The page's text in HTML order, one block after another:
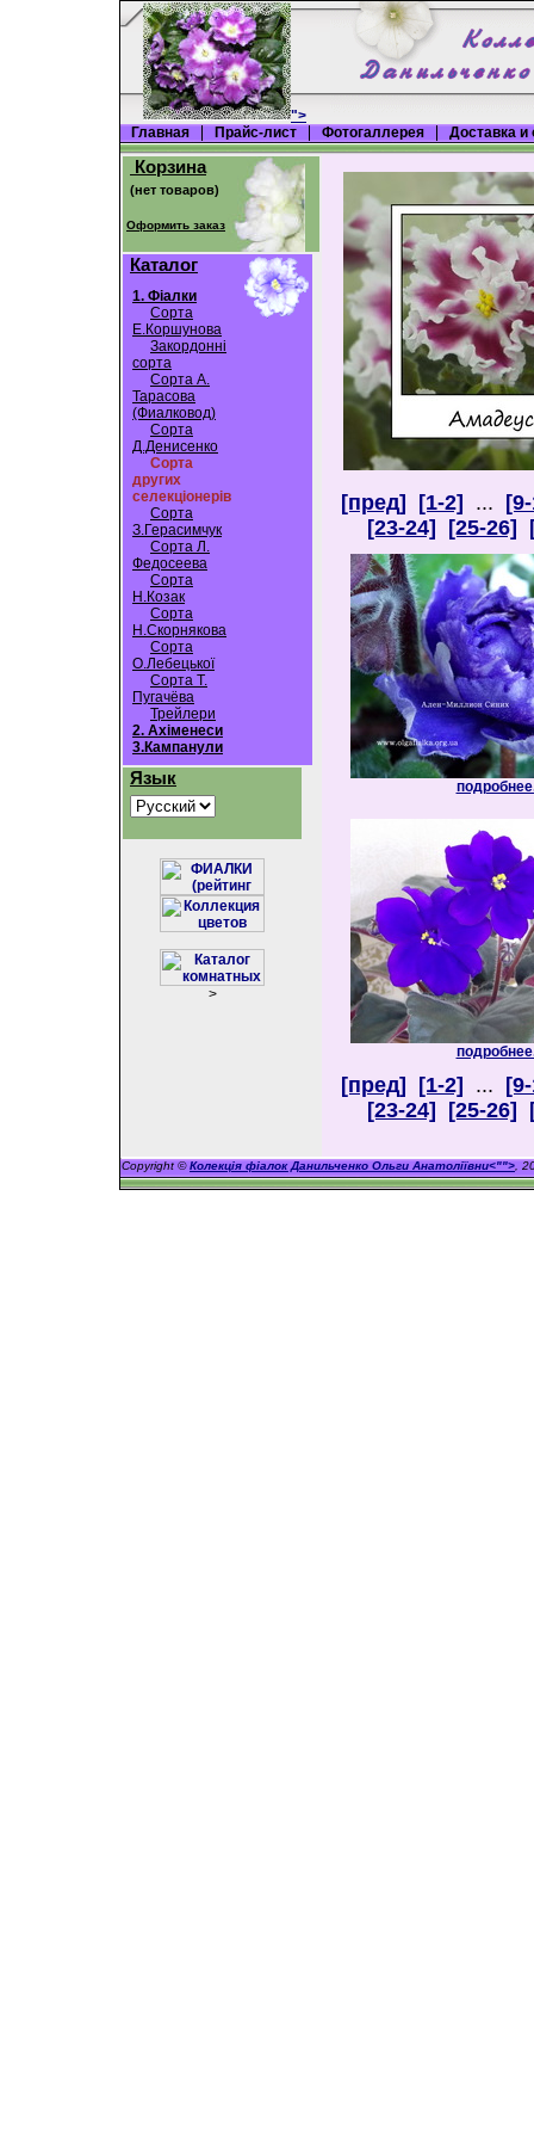
">
Главная
Прайс-лист Фотогаллерея Доставка и
Корзина
Оформить заказ
Каталог
1. Фіалки
Cорта
Е.Коршунова
Закордонні
сорта
Сорта А.
Тарасова
(Фиалковод)
Сорта
Д.Денисенко
Сорта
других
селекціонерів
Сорта
З.Герасимчук
Сорта Л.
Федосеева
Сорта
Н.Козак
Сорта
Н.Скорнякова
Сорта
О.Лебецької
Сорта Т.
Пугачёва
Трейлери
2. Ахіменеси
3.Кампанули
Язык
>
[пред] [1-2] ...
[23-24]
[25-26]
[пред] [1-2] ...
[23-24]
[25-26]
Copyright ©Колекція фіалок Данильченко Ольги Анатоліївни<""> ,